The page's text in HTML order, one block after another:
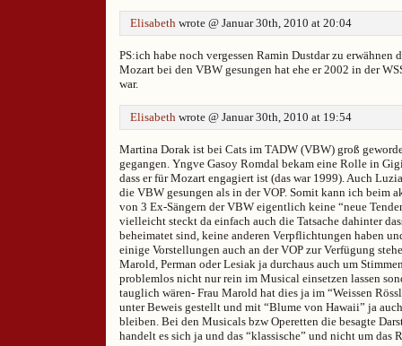
Elisabeth wrote @ Januar 30th, 2010 at 20:04
PS:ich habe noch vergessen Ramin Dustdar zu erwähnen
Mozart bei den VBW gesungen hat ehe er 2002 in der
war.
Elisabeth wrote @ Januar 30th, 2010 at 19:54
Martina Dorak ist bei Cats im TADW (VBW) groß
gegangen. Yngve Gasoy Romdal bekam eine Rolle in
dass er für Mozart engagiert ist (das war 1999). Auch
die VBW gesungen als in der VOP. Somit kann ich beim
von 3 Ex-Sängern der VBW eigentlich keine “neue
vielleicht steckt da einfach auch die Tatsache dahinter
beheimatet sind, keine anderen Verpflichtungen haben
einige Vorstellungen auch an der VOP zur Verfügung
Marold, Perman oder Lesiak ja durchaus auch um
problemlos nicht nur rein im Musical einsetzen lassen
tauglich wären- Frau Marold hat dies ja im “Weissen
unter Beweis gestellt und mit “Blume von Hawaii” ja
bleiben. Bei den Musicals bzw Operetten die besagte
handelt es sich ja und das “klassische” und nicht um das